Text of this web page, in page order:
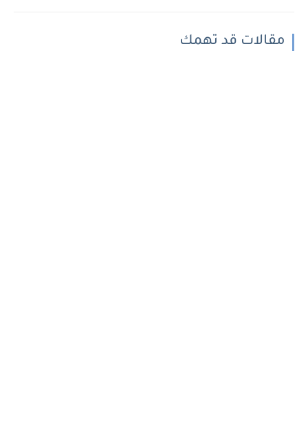
مقالات قد تهمك